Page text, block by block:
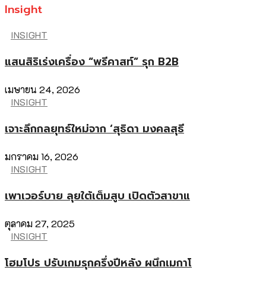
Insight
INSIGHT
แสนสิริเร่งเครื่อง “พรีคาสท์” รุก B2B
เมษายน 24, 2026
INSIGHT
เจาะลึกกลยุทธ์ใหม่จาก ‘สุธิดา มงคลสุธี
มกราคม 16, 2026
INSIGHT
เพาเวอร์บาย ลุยใต้เต็มสูบ เปิดตัวสาขาแ
ตุลาคม 27, 2025
INSIGHT
โฮมโปร ปรับเกมรุกครึ่งปีหลัง ผนึกเมกาโ